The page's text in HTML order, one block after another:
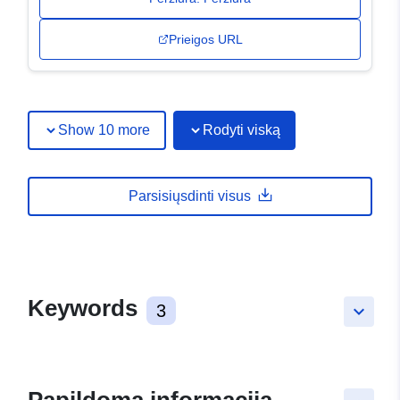
Prieigos URL
Show 10 more Rodyti viską
Parsisiųsdinti visus
keyboard_arrow_down
Keywords 3